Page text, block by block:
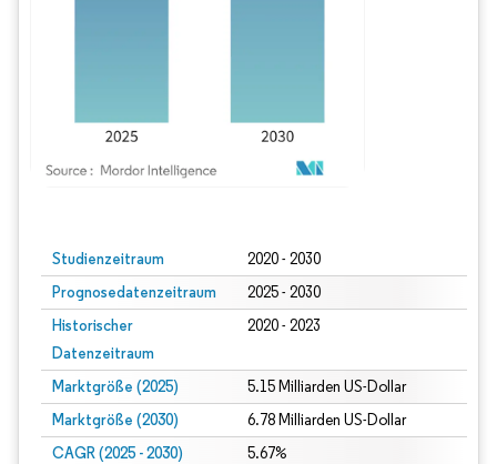
Studienzeitraum 2020 - 2030
Prognosedatenzeitraum 2025 - 2030
Historischer
Datenzeitraum
2020 - 2023
Marktgröße (2025) 5.15 Milliarden US-Dollar
Marktgröße (2030) 6.78 Milliarden US-Dollar
CAGR (2025 - 2030) 5.67%